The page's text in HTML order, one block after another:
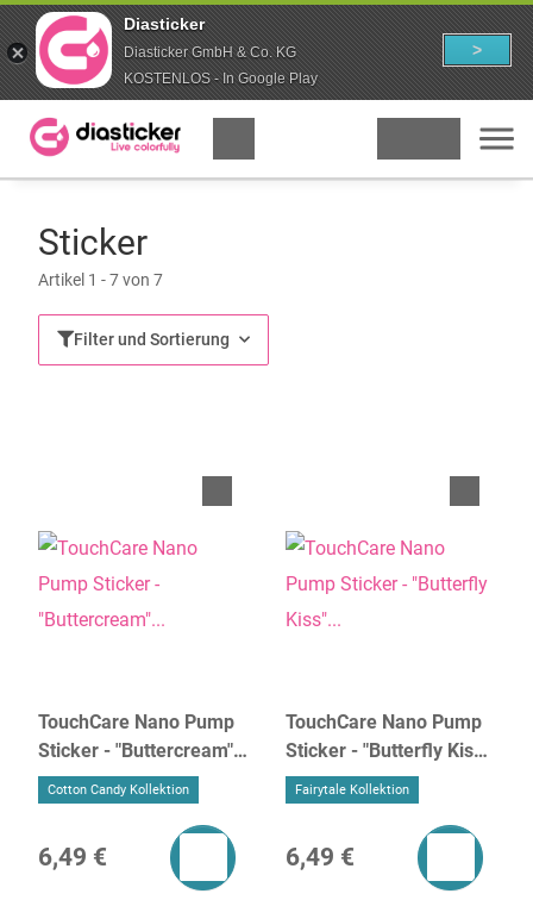
Diasticker
Diasticker GmbH & Co. KG
KOSTENLOS - In Google Play
>
Sticker
Artikel 1 - 7 von 7
Filter und Sortierung
TouchCare Nano Pump
Sticker - "Buttercream"
(4er Set)
Cotton Candy Kollektion
6,49 €
TouchCare Nano Pump
Sticker - "Butterfly Kiss"
(4er Set)
Fairytale Kollektion
6,49 €